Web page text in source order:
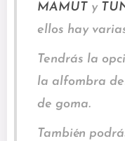
MAMUT y
ellos hay
Tendrás la
la alfombra
de goma.
También